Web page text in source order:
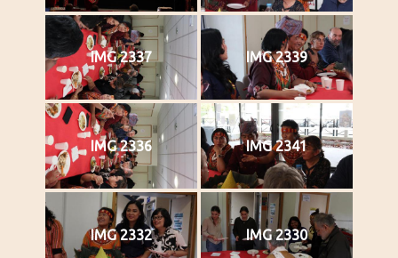
IMG 2337 IMG 2339
IMG 2336 IMG 2341
IMG 2332 IMG 2330